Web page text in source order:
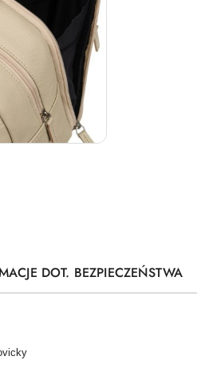
DOT. BEZPIECZEŃSTWA